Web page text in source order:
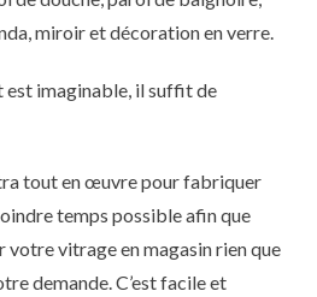
miroir et décoration en verre.
imaginable, il suffit de
tout en œuvre pour fabriquer
temps possible afin que
votre vitrage en magasin rien que
demande. C’est facile et